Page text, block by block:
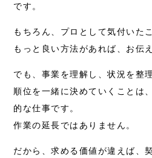
です。
もちろん、プロとして気付いた
もっと良い方法があれば、お伝
でも、事業を理解し、状況を整
順位を一緒に決めていくことは
的な仕事です。
作業の延長ではありません。
だから、求める価値が違えば、